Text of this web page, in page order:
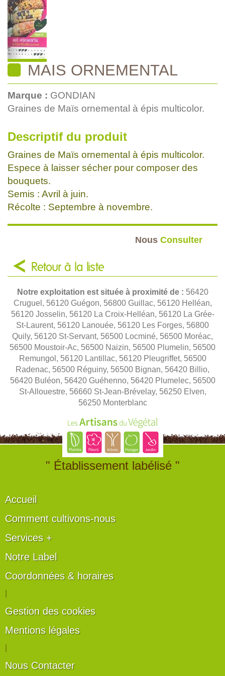
MAIS ORNEMENTAL
Marque : GONDIAN
Graines de Maïs ornemental à épis multicolor.
Descriptif du produit
Graines de Maïs ornemental à épis multicolor.
Espece à laisser sécher pour composer des
bouquets.
Semis : Avril à juin.
Récolte : Septembre à novembre.
Nous Consulter
Retour à la liste
Notre exploitation est située à proximité de : 56420
Cruguel, 56120 Guégon, 56800 Guillac, 56120 Helléan,
56120 Josselin, 56120 La Croix-Helléan, 56120 La Grée-
St-Laurent, 56120 Lanouée, 56120 Les Forges, 56800
Quily, 56120 St-Servant, 56500 Locminé, 56500 Moréac,
56500 Moustoir-Ac, 56500 Naizin, 56500 Plumelin, 56500
Remungol, 56120 Lantillac, 56120 Pleugriffet, 56500
Radenac, 56500 Réguiny, 56500 Bignan, 56420 Billio,
56420 Buléon, 56420 Guéhenno, 56420 Plumelec, 56500
St-Allouestre, 56660 St-Jean-Brévelay, 56250 Elven,
56250 Monterblanc
" Établissement labélisé "
Accueil
Comment cultivons-nous
Services +
Notre Label
Coordonnées & horaires
Gestion des cookies
Mentions légales
Nous Contacter